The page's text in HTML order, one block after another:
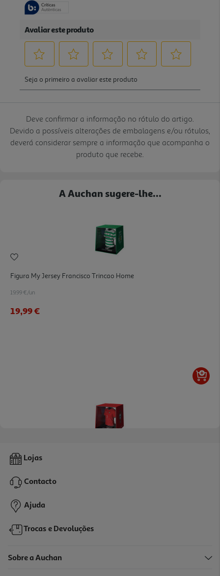
Deve confirmar a informação no rótulo do artigo.
Devido a possíveis alterações de embalagens e/ou rótulos,
deverá considerar sempre a informação que acompanha o
produto que recebe.
A Auchan sugere-lhe...
Figura My Jersey Francisco Trincao Home
19.99 €/un
19,99 €
Figura My Jersey My Jersey - Cristiano Ronaldo
19,99 €
Lojas
Contacto
Ajuda
Trocas e Devoluções
Sobre a Auchan